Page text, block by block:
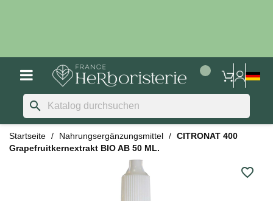
search
Startseite Nahrungsergänzungsmittel
CITRONAT 400
Grapefruitkernextrakt BIO AB 50 ML.
favorite_border